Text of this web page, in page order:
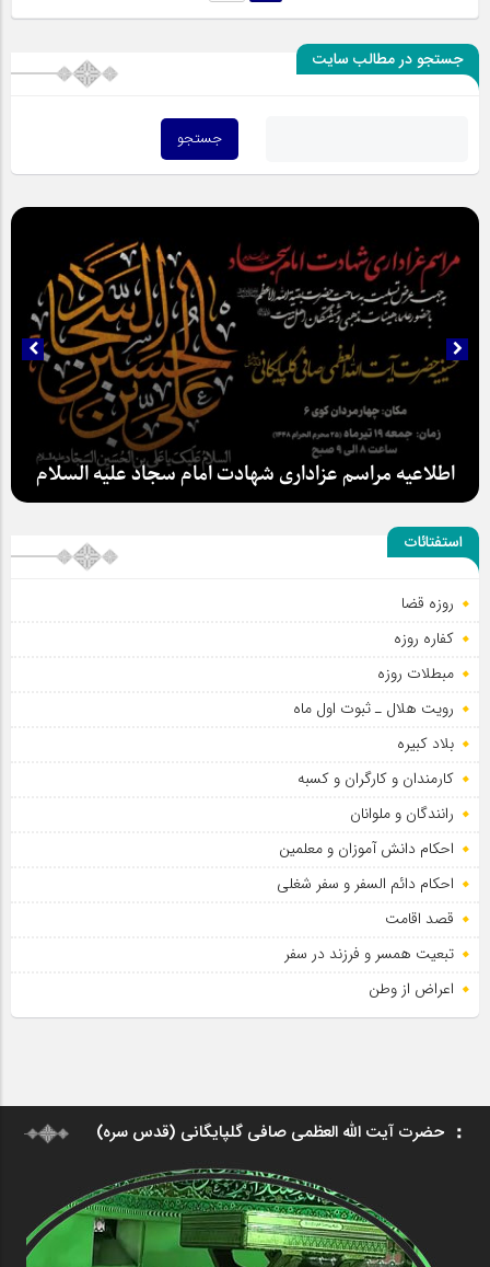
جستجو در مطالب سایت
اطلاعیه مراسم عزاداری شهادت امام سجاد علیه السلام
استفتائات
روزه قضا
کفاره روزه
مبطلات روزه
رویت هلال ـ ثبوت اول ماه
بلاد کبیره
کارمندان و کارگران و کسبه
رانندگان و ملوانان
احکام دانش آموزان و معلمین
احکام دائم السفر و سفر شغلی
قصد اقامت
تبعیت همسر و فرزند در سفر
اعراض از وطن
حضرت آیت الله العظمی صافی گلپایگانی (قدس سره)